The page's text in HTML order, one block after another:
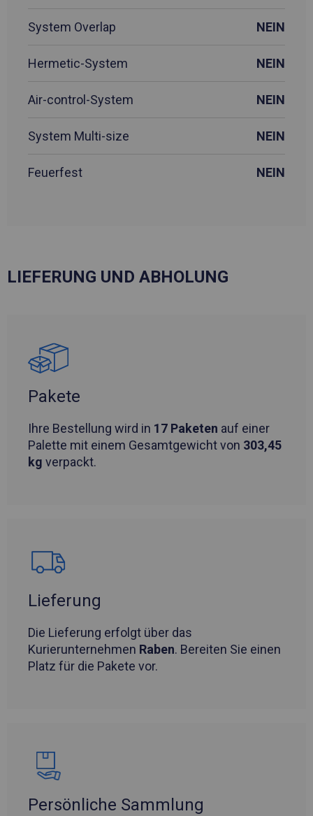
System Overlap NEIN
Hermetic-System NEIN
Air-control-System NEIN
System Multi-size NEIN
Feuerfest NEIN
LIEFERUNG UND ABHOLUNG
Pakete
Ihre Bestellung wird in 17 Paketen auf einer
Palette mit einem Gesamtgewicht von 303,45
kg verpackt.
Lieferung
Die Lieferung erfolgt über das
Kurierunternehmen Raben. Bereiten Sie einen
Platz für die Pakete vor.
Persönliche Sammlung